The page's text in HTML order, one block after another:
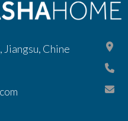
Chine